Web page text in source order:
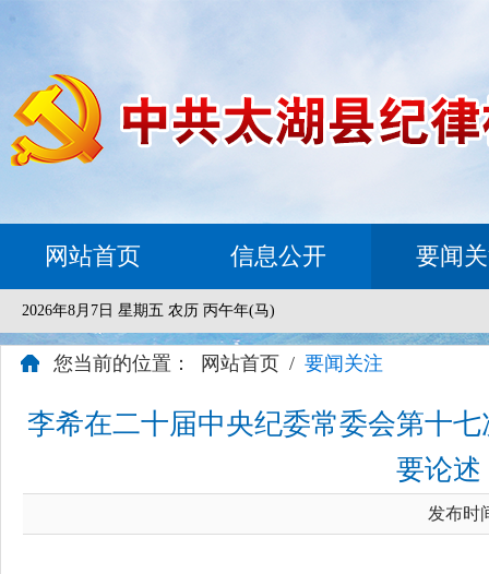
网站首页 信息公开 要闻
2026年8月7日 星期五 农历 丙午年(马)
您当前的位置： 网站首页 / 要闻关注
李希在二十届中央纪委常委会第十
要论述
发布时